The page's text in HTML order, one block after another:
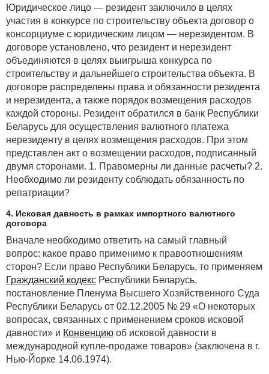
Рисунок. Классификация методов прогнозирования
Юридическое лицо — резидент заключило в целях
участия в конкурсе по строительству объекта договор о
консорциуме с юридическим лицом — нерезидентом. В
договоре установлено, что резидент и нерезидент
объединяются в целях выигрыша конкурса по
строительству и дальнейшего строительства объекта. В
договоре распределены права и обязанности резидента
и нерезидента, а также порядок возмещения расходов
каждой стороны. Резидент обратился в банк Республики
Беларусь для осуществления валютного платежа
нерезиденту в целях возмещения расходов. При этом
представлен акт о возмещении расходов, подписанный
двумя сторонами. 1. Правомерны ли данные расчеты? 2.
Необходимо ли резиденту соблюдать обязанность по
репатриации?
4. Исковая давность в рамках импортного валютного
договора
Вначале необходимо ответить на самый главный
вопрос: какое право применимо к правоотношениям
сторон? Если право Республики Беларусь, то применяем
Гражданский кодекс Республики Беларусь,
постановление Пленума Высшего Хозяйственного Суда
Республики Беларусь от 02.12.2005 № 29 «О некоторых
вопросах, связанных с применением сроков исковой
давности» и Конвенцию об исковой давности в
международной купле-продаже товаров» (заключена в г.
Нью-Йорке 14.06.1974).